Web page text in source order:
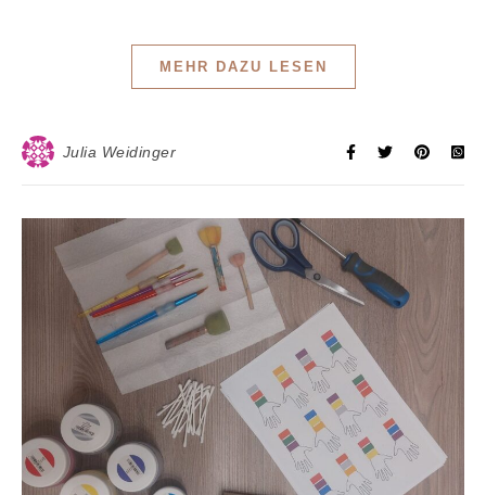
MEHR DAZU LESEN
Julia Weidinger